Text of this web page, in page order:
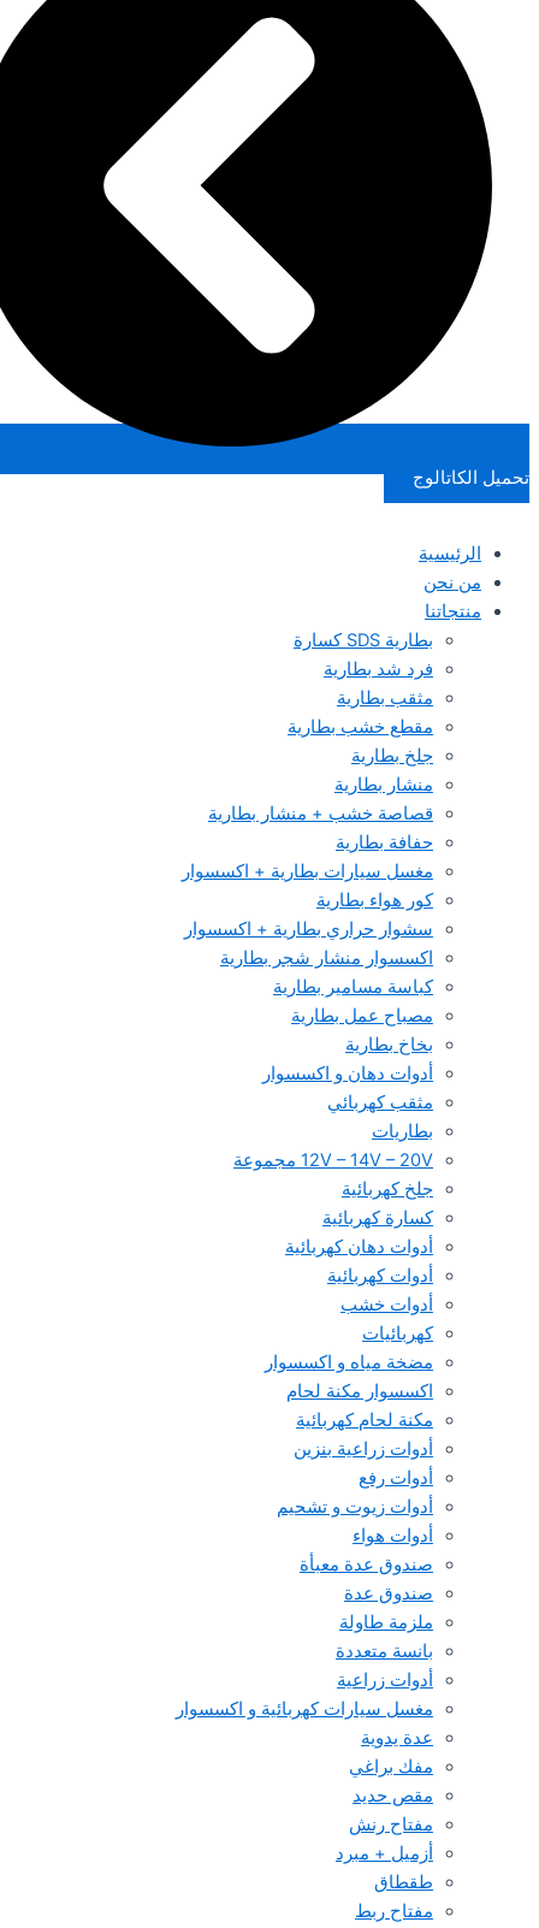
تحميل الكاتالوج
الرئيسية
من نحن
منتجاتنا
بطارية SDS كسارة
فرد شد بطارية
مثقب بطارية
مقطع خشب بطارية
جلخ بطارية
منشار بطارية
قصاصة خشب + منشار بطارية
حفافة بطارية
مغسل سيارات بطارية + اكسسوار
كور هواء بطارية
سشوار حراري بطارية + اكسسوار
اكسسوار منشار شجر بطارية
كباسة مسامير بطارية
مصباح عمل بطارية
بخاخ بطارية
أدوات دهان و اكسسوار
مثقب كهربائي
بطاريات
12V – 14V – 20V مجموعة
جلخ كهربائية
كسارة كهربائية
أدوات دهان كهربائية
أدوات كهربائية
أدوات خشب
كهربائيات
مضخة مياه و اكسسوار
اكسسوار مكنة لحام
مكنة لحام كهربائية
أدوات زراعية بنزين
أدوات رفع
أدوات زيوت و تشحيم
أدوات هواء
صندوق عدة معبأة
صندوق عدة
ملزمة طاولة
بانسة متعددة
أدوات زراعية
مغسل سيارات كهربائية و اكسسوار
عدة يدوية
مفك براغي
مقص حديد
مفتاح رنش
أزميل + مبرد
طقطاق
مفتاح ربط